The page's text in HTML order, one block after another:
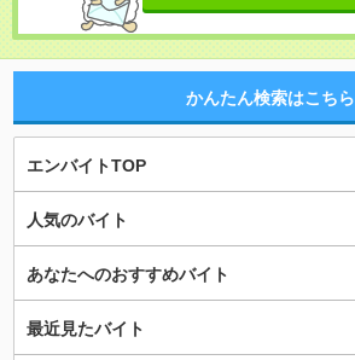
かんたん検索はこちら
エンバイトTOP
人気のバイト
あなたへのおすすめバイト
最近見たバイト